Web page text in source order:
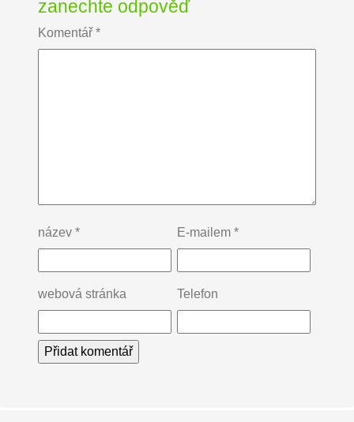
zanechte odpověď
Komentář *
název * E-mailem *
webová stránka Telefon